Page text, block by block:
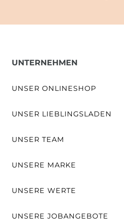
UNTERNEHMEN
UNSER ONLINESHOP
UNSER LIEBLINGSLADEN
UNSER TEAM
UNSERE MARKE
UNSERE WERTE
UNSERE JOBANGEBOTE